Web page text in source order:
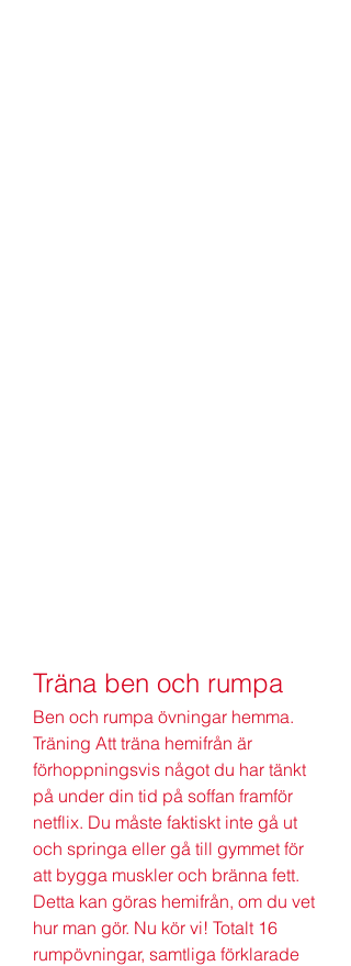
Träna ben och rumpa
Ben och rumpa övningar hemma.
Träning Att träna hemifrån är
förhoppningsvis något du har tänkt
på under din tid på soffan framför
netflix. Du måste faktiskt inte gå ut
och springa eller gå till gymmet för
att bygga muskler och bränna fett.
Detta kan göras hemifrån, om du vet
hur man gör. Nu kör vi! Totalt 16
rumpövningar, samtliga förklarade